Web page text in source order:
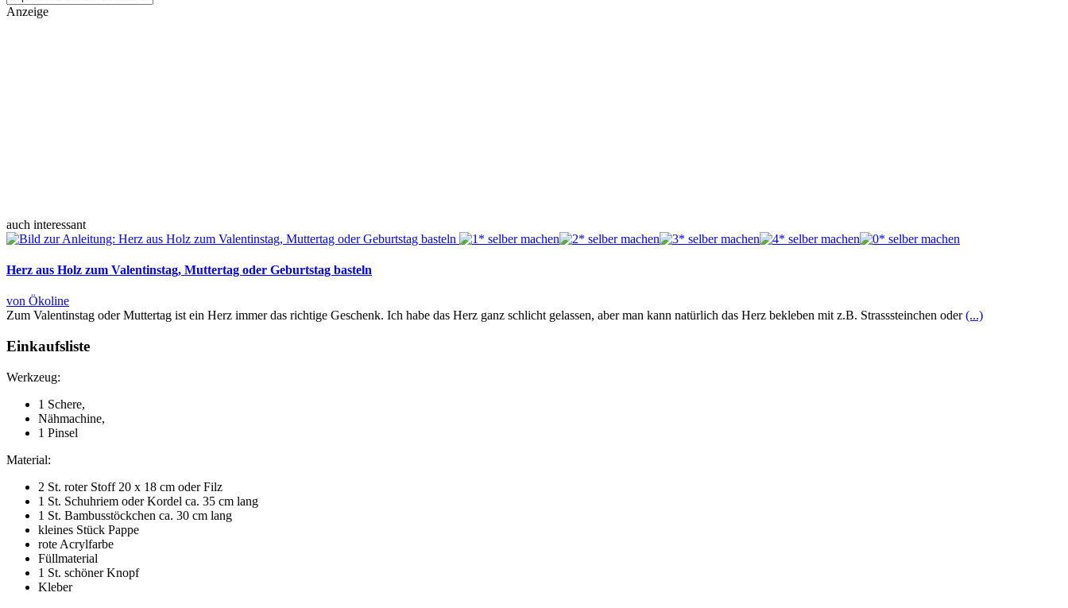
Anzeige
auch interessant
Herz aus Holz zum Valentinstag, Muttertag oder Geburtstag basteln
von Ökoline
Zum Valentinstag oder Muttertag ist ein Herz immer das richtige Geschenk. Ich habe das Herz ganz schlicht gelassen, aber man kann natürlich das Herz bekleben mit z.B. Strasssteinchen oder(...)
Einkaufsliste
Werkzeug:
1 Schere,
Nähmachine,
1 Pinsel
Material:
2 St. roter Stoff 20 x 18 cm oder Filz
1 St. Schuhriem oder Kordel ca. 35 cm lang
1 St. Bambusstöckchen ca. 30 cm lang
kleines Stück Pappe
rote Acrylfarbe
Füllmaterial
1 St. schöner Knopf
Kleber